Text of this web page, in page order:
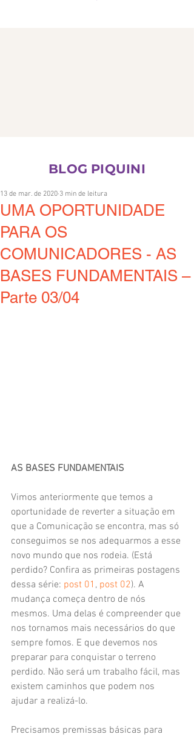
CONTATO
BLOG PIQUINI
UMA OPORTUNIDADE
PARA OS
COMUNICADORES - AS
BASES FUNDAMENTAIS –
Parte 03/04
13 de mar. de 2020 3 min de leitura
AS BASES FUNDAMENTAIS
Vimos anteriormente que temos a
oportunidade de reverter a situação em
que a Comunicação se encontra, mas só
conseguimos se nos adequarmos a esse
novo mundo que nos rodeia. (Está
perdido? Confira as primeiras postagens
dessa série: post 01 , post 02). A
mudança começa dentro de nós
mesmos. Uma delas é compreender que
nos tornamos mais necessários do que
sempre fomos. E que devemos nos
preparar para conquistar o terreno
perdido. Não será um trabalho fácil, mas
existem caminhos que podem nos
ajudar a realizá-lo.
Precisamos premissas básicas para